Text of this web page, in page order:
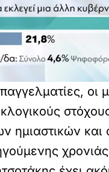
ημιαστικών και